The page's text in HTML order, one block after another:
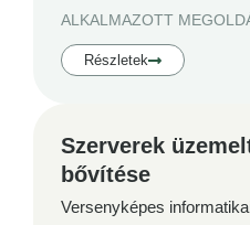
ALKALMAZOTT
Részletek
Szerverek
bővítése
Versenyképes